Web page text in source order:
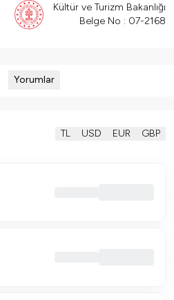
Kültür ve Turizm Bakanlığı
Belge No : 07-2168
Yorumlar
TL USD EUR GBP